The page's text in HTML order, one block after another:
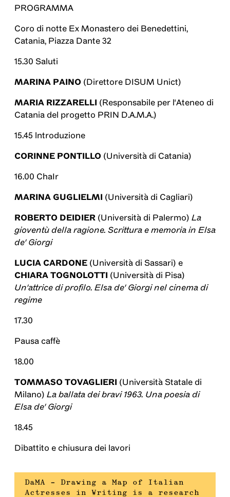
PROGRAMMA
Coro di notte Ex Monastero dei Benedettini,
Catania, Piazza Dante 32
15.30 Saluti
MARINA PAINO (Direttore DISUM Unict)
MARIA RIZZARELLI (Responsabile per l'Ateneo di
Catania del progetto PRIN D.A.M.A.)
15.45 lntroduzione
CORINNE PONTILLO (Università di Catania)
16.00 ChaIr
MARINA GUGLIELMI (Università di Cagliari)
ROBERTO DEIDIER (Università di Palermo) La
gioventù della ragione. Scrittura e memoria in Elsa
de' Giorgi
LUCIA CARDONE (Università di Sassari) e
CHIARA TOGNOLOTTI (Università di Pisa)
Un'attrice di profilo. Elsa de' Giorgi nel cinema di
regime
17.30
Pausa caffè
18.00
TOMMASO TOVAGLIERI (Università Statale di
Milano) La ballata dei bravi 1963. Una poesia di
Elsa de' Giorgi
18.45
Dibattito e chiusura dei lavori
DaMA – Drawing a Map of Italian
Actresses in Writing is a research